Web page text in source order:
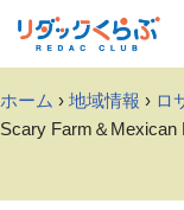
Skip
content
ホーム › 地域情報 › ロ
Scary Farm＆Mexican